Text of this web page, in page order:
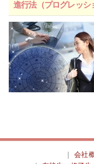
進行法（プログレッ
会社